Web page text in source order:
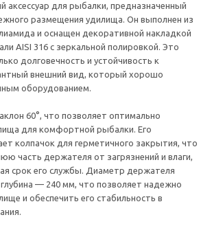
аксессуар для рыбалки, предназначенный
размещения удилища. Он выполнен из
и оснащен декоративной накладкой
AISI 316 с зеркальной полировкой. Это
долговечность и устойчивость к
внешний вид, который хорошо
оборудованием.
60°, что позволяет оптимально
для комфортной рыбалки. Его
колпачок для герметичного закрытия, что
часть держателя от загрязнений и влаги,
срок его службы. Диаметр держателя
— 240 мм, что позволяет надежно
и обеспечить его стабильность в